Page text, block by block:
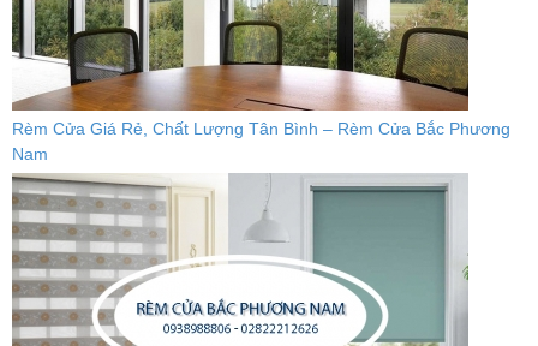
Rèm Cửa Giá Rẻ, Chất Lượng Tân Bình – Rèm Cửa Bắc Phương
Nam